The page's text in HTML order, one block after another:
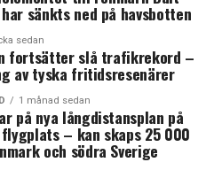
artister på
Snow, Anna von Hausswolff,
Sudakistan, Yast.
sänkts ned på havsbotten
sedan
fortsätter slå trafikrekord –
av tyska fritidsresenärer
1 månad sedan
på nya långdistansplan på
flygplats – kan skaps 25 000
och södra Sverige